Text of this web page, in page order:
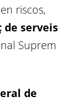
riscos,
de serveis
Suprem
de